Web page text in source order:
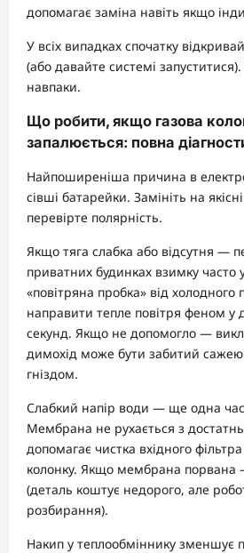
допомагає заміна навіть якщо
У всіх випадках спочатку
(або давайте системі
навпаки.
Що робити, якщо газова
запалюється: повна
Найпоширеніша причина в
сівші батарейки. Замініть на
перевірте полярність.
Якщо тяга слабка або відсутня —
приватних будинках взимку часто
«повітряна пробка» від холодного
направити тепле повітря феном у
секунд. Якщо не допомогло —
димохід може бути забитий
гніздом.
Слабкий напір води — ще одна
Мембрана не рухається з
допомагає чистка вхідного
колонку. Якщо мембрана порвана
(деталь коштує недорого, але
розбирання).
Накип у теплообміннику зменшує